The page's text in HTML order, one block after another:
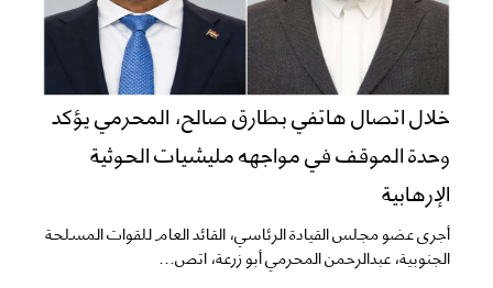
خلال اتصال هاتفي بطارق صالح، المحرمي يؤكد
وحدة الموقف في مواجهه مليشيات الحوثية
الإرهابية
أجرى عضو مجلس القيادة الرئاسي، القائد العام للقوات المسلحة
الجنوبية، عبدالرحمن المحرمي أبو زرعة، اتص...